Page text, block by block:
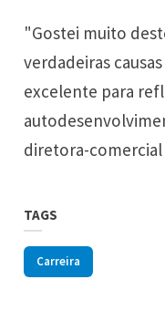
"Gostei muito
verdadeiras
excelente para
diretora-comercial
TAGS
Carreira